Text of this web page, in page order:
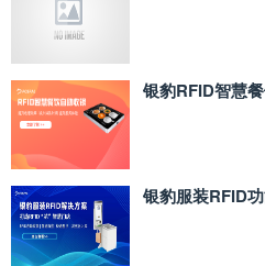
银豹RFID智慧
银豹服装RFID